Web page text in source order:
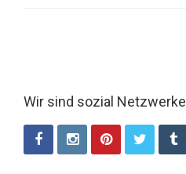
Wir sind sozial Netzwerke